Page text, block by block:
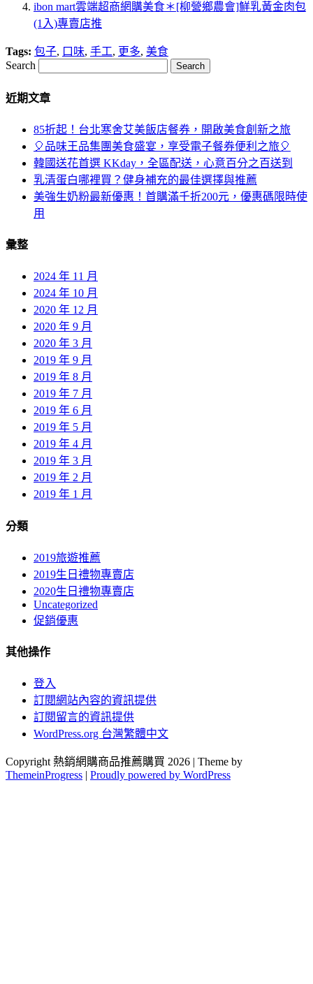
ibon mart雲端超商網購美食＊[柳營鄉農會]鮮乳黃金肉包
(1入)專賣店推
Tags: 包子, 口味, 手工, 更多, 美食
Search
近期文章
85折起！台北寒舍艾美飯店餐券，開啟美食創新之旅
🎈品味王品集團美食盛宴，享受電子餐券便利之旅🎈
韓國送花首選 KKday，全區配送，心意百分之百送到
乳清蛋白哪裡買？健身補充的最佳選擇與推薦
美強生奶粉最新優惠！首購滿千折200元，優惠碼限時使
用
彙整
2024 年 11 月
2024 年 10 月
2020 年 12 月
2020 年 9 月
2020 年 3 月
2019 年 9 月
2019 年 8 月
2019 年 7 月
2019 年 6 月
2019 年 5 月
2019 年 4 月
2019 年 3 月
2019 年 2 月
2019 年 1 月
分類
2019旅遊推薦
2019生日禮物專賣店
2020生日禮物專賣店
Uncategorized
促銷優惠
其他操作
登入
訂閱網站內容的資訊提供
訂閱留言的資訊提供
WordPress.org 台灣繁體中文
Copyright 熱銷網購商品推薦購買 2026 | Theme by
ThemeinProgress | Proudly powered by WordPress